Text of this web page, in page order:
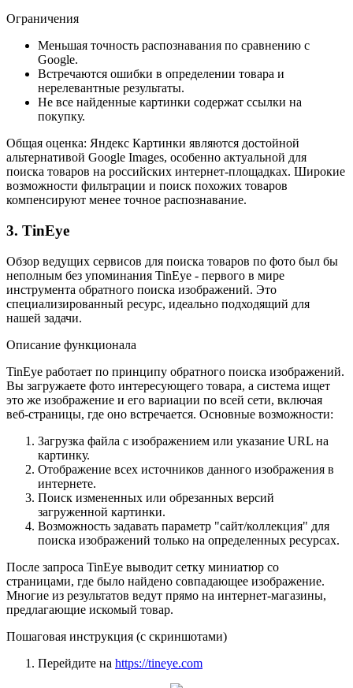
Ограничения
Меньшая точность распознавания по сравнению с
Google.
Встречаются ошибки в определении товара и
нерелевантные результаты.
Не все найденные картинки содержат ссылки на
покупку.
Общая оценка: Яндекс Картинки являются достойной
альтернативой Google Images, особенно актуальной для
поиска товаров на российских интернет-площадках. Широкие
возможности фильтрации и поиск похожих товаров
компенсируют менее точное распознавание.
3. TinEye
Обзор ведущих сервисов для поиска товаров по фото был бы
неполным без упоминания TinEye - первого в мире
инструмента обратного поиска изображений. Это
специализированный ресурс, идеально подходящий для
нашей задачи.
Описание функционала
TinEye работает по принципу обратного поиска изображений.
Вы загружаете фото интересующего товара, а система ищет
это же изображение и его вариации по всей сети, включая
веб-страницы, где оно встречается. Основные возможности:
Загрузка файла с изображением или указание URL на
картинку.
Отображение всех источников данного изображения в
интернете.
Поиск измененных или обрезанных версий
загруженной картинки.
Возможность задавать параметр "сайт/коллекция" для
поиска изображений только на определенных ресурсах.
После запроса TinEye выводит сетку миниатюр со
страницами, где было найдено совпадающее изображение.
Многие из результатов ведут прямо на интернет-магазины,
предлагающие искомый товар.
Пошаговая инструкция (с скриншотами)
Перейдите на https://tineye.com